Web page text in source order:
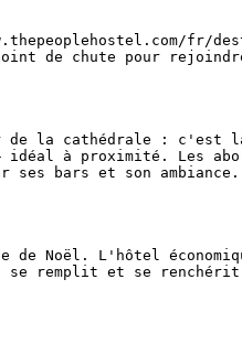
fr/
de chute pour
de la cathédrale : c'est
idéal à proximité. Les
bars et son
Noël. L'hôtel
se remplit et se